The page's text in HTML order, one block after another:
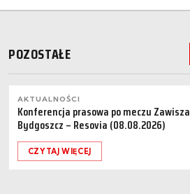
POZOSTAŁE
AKTUALNOŚCI
Konferencja prasowa po meczu Zawisza
Bydgoszcz – Resovia (08.08.2026)
CZYTAJ WIĘCEJ